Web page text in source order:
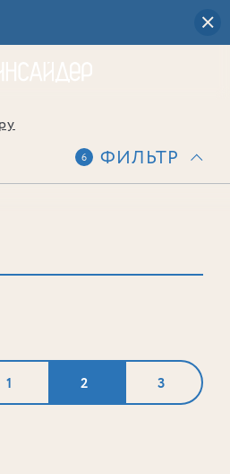
6 ФИЛЬТР
1 2 3
ни одного лота